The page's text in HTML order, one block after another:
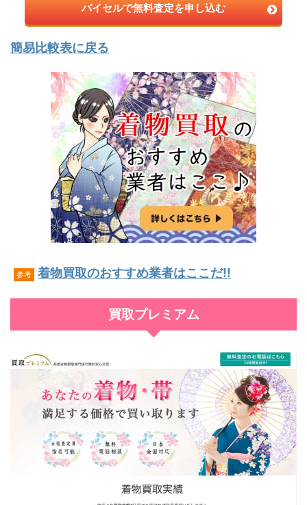
バイセルで無料査定を申し込む
簡易比較表に戻る
参考 着物買取のおすすめ業者はここだ!!
買取プレミアム